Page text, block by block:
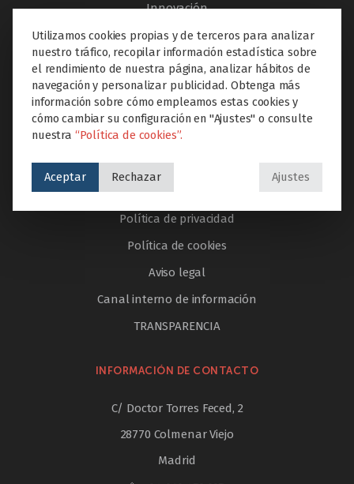
Innovación
Internacionalización
Noticias
AYUDA & LEGAL
PORTAL DEL EMPLEADO
Educamos en valores, conectamos con la vida
Trabaja con nosotros
Política de privacidad
Política de cookies
Aviso legal
Canal interno de información
TRANSPARENCIA
INFORMACIÓN DE CONTACTO
C/ Doctor Torres Feced, 2
28770 Colmenar Viejo
Madrid
Utilizamos cookies propias y de terceros para analizar
nuestro tráfico, recopilar información estadística sobre
el rendimiento de nuestra página, analizar hábitos de
navegación y personalizar publicidad. Obtenga más
información sobre cómo empleamos estas cookies y
cómo cambiar su configuración en "Ajustes" o consulte
nuestra “Política de cookies”.
Aceptar Rechazar Ajustes